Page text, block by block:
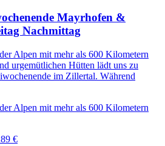
Mayrhofen &
Nachmittag
Alpen mit mehr als 600 Kilometern
urgemütlichen Hütten lädt uns zu
im Zillertal. Während
Alpen mit mehr als 600 Kilometern
€